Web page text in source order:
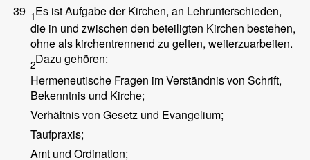
39 1Es ist Aufgabe der Kirchen, an Lehrunterschieden,
die in und zwischen den beteiligten Kirchen bestehen,
ohne als kirchentrennend zu gelten, weiterzuarbeiten.
2Dazu gehören:
Hermeneutische Fragen im Verständnis von Schrift,
Bekenntnis und Kirche;
Verhältnis von Gesetz und Evangelium;
Taufpraxis;
Amt und Ordination;